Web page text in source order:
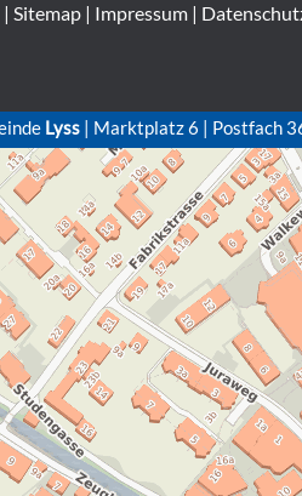
| Sitemap| Impressum|
Lyss | Marktplatz 6 | Postfach